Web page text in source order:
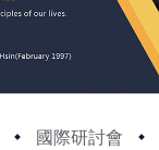
國際研討會